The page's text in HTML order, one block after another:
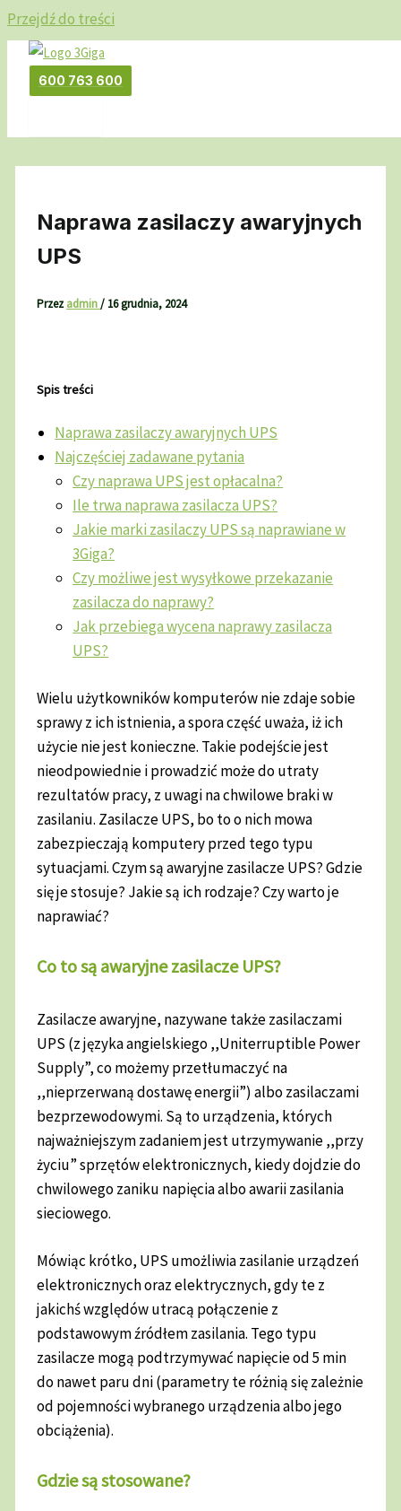
Przejdź do treści
600 763 600
Naprawa zasilaczy awaryjnych
UPS
Przezadmin/ 16 grudnia, 2024
Spis treści
Naprawa zasilaczy awaryjnych UPS
Najczęściej zadawane pytania
Czy naprawa UPS jest opłacalna?
Ile trwa naprawa zasilacza UPS?
Jakie marki zasilaczy UPS są naprawiane w
3Giga?
Czy możliwe jest wysyłkowe przekazanie
zasilacza do naprawy?
Jak przebiega wycena naprawy zasilacza
UPS?
Wielu użytkowników komputerów nie zdaje sobie
sprawy z ich istnienia, a spora część uważa, iż ich
użycie nie jest konieczne. Takie podejście jest
nieodpowiednie i prowadzić może do utraty
rezultatów pracy, z uwagi na chwilowe braki w
zasilaniu. Zasilacze UPS, bo to o nich mowa
zabezpieczają komputery przed tego typu
sytuacjami. Czym są awaryjne zasilacze UPS? Gdzie
się je stosuje? Jakie są ich rodzaje? Czy warto je
naprawiać?
Co to są awaryjne zasilacze UPS?
Zasilacze awaryjne, nazywane także zasilaczami
UPS (z języka angielskiego ,,Uniterruptible Power
Supply”, co możemy przetłumaczyć na
,,nieprzerwaną dostawę energii”) albo zasilaczami
bezprzewodowymi. Są to urządzenia, których
najważniejszym zadaniem jest utrzymywanie ,,przy
życiu” sprzętów elektronicznych, kiedy dojdzie do
chwilowego zaniku napięcia albo awarii zasilania
sieciowego.
Mówiąc krótko, UPS umożliwia zasilanie urządzeń
elektronicznych oraz elektrycznych, gdy te z
jakichś względów utracą połączenie z
podstawowym źródłem zasilania. Tego typu
zasilacze mogą podtrzymywać napięcie od 5 min
do nawet paru dni (parametry te różnią się zależnie
od pojemności wybranego urządzenia albo jego
obciążenia).
Gdzie są stosowane?